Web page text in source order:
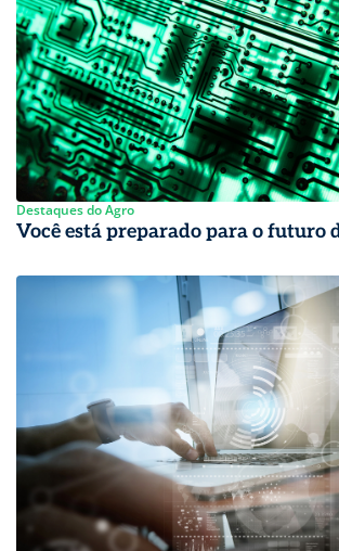
Destaques do Agro
Você está preparado para o futuro